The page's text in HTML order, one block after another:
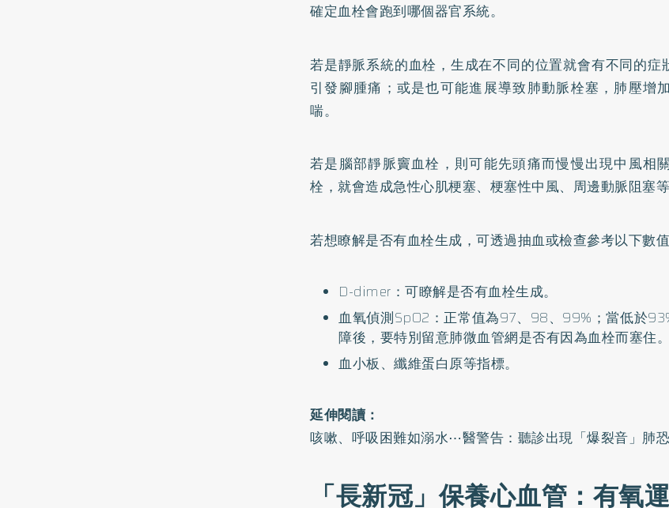
確定血栓會跑到哪個器官系統。
若是靜脈系統的血栓，生成在不同的位置就會有不同的症
引發腳腫痛；或是也可能進展導致肺動脈栓塞，肺壓增
喘。
若是腦部靜脈竇血栓，則可能先頭痛而慢慢出現中風相
栓，就會造成急性心肌梗塞、梗塞性中風、周邊動脈阻塞等
若想瞭解是否有血栓生成，可透過抽血或檢查參考以下數值
D-dimer：可瞭解是否有血栓生成。
血氧偵測SpO2：正常值為97、98、99%；當低於
障後，要特別留意肺微血管網是否有因為血栓而塞住。
血小板、纖維蛋白原等指標。
延伸閱讀：
咳嗽、呼吸困難如溺水⋯醫警告：聽診出現「爆裂音」肺
「長新冠」保養心血管：有氧